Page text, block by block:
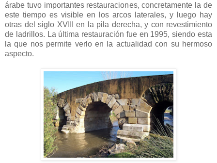
árabe tuvo importantes restauraciones, concretamente la de
este tiempo es visible en los arcos laterales, y luego hay
otras del siglo XVIII en la pila derecha, y con revestimiento
de ladrillos. La última restauración fue en 1995, siendo esta
la que nos permite verlo en la actualidad con su hermoso
aspecto.